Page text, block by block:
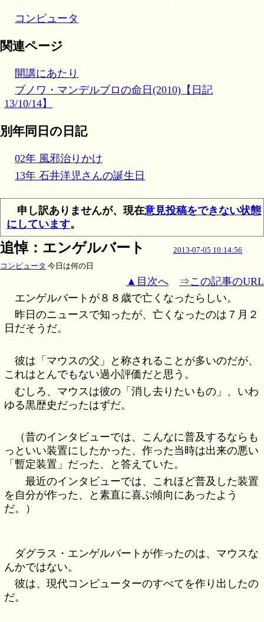
コンピュータ
関連ページ
開講にあたり
ブノワ・マンデルブロの命日(2010)【日記
13/10/14】
別年同日の日記
02年 風邪治りかけ
13年 石井洋児さんの誕生日
申し訳ありませんが、現在意見投稿をできない状態
にしています。
追悼：エンゲルバート
2013-07-05 10:14:56
コンピュータ 今日は何の日
▲目次へ
⇒この記事のURL
エンゲルバートが８８歳で亡くなったらしい。
昨日のニュースで知ったが、亡くなったのは７月２
日だそうだ。
彼は「マウスの父」と称されることが多いのだが、
これはとんでもない過小評価だと思う。
むしろ、マウスは彼の「消し去りたいもの」、いわ
ゆる黒歴史だったはずだ。
（昔のインタビューでは、こんなに普及するならも
っといい装置にしたかった、作った当時は出来の悪い
「暫定装置」だった、と答えていた。
最近のインタビューでは、これほど普及した装置
を自分が作った、と素直に喜ぶ傾向にあったよう
だ。）
ダグラス・エンゲルバートが作ったのは、マウスな
んかではない。
彼は、現代コンピューターのすべてを作り出したの
だ。